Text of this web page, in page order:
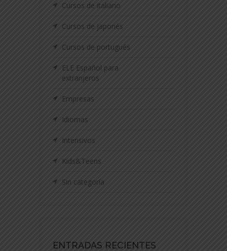
Cursos de italiano
Cursos de japonés
Cursos de portugués
ELE Español para
extranjeros
Empresas
Idiomas
Intensivos
Kids&Teens
Sin categoría
ENTRADAS RECIENTES